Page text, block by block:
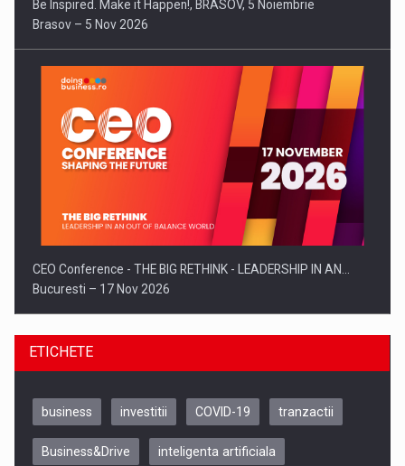
Be Inspired. Make it Happen!, BRASOV, 5 Noiembrie
Brasov – 5 Nov 2026
CEO Conference - THE BIG RETHINK - LEADERSHIP IN AN…
Bucuresti – 17 Nov 2026
ETICHETE
business investitii COVID-19 tranzactii
Business&Drive inteligenta artificiala